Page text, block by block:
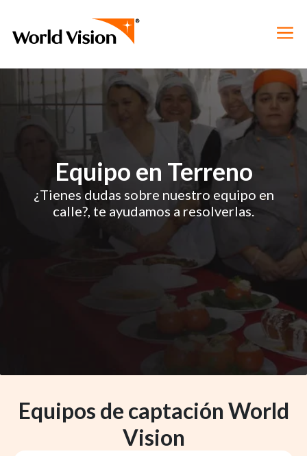
Equipo en Terreno
¿Tienes dudas sobre nuestro equipo en
calle?, te ayudamos a resolverlas.
Equipos de captación World
Vision